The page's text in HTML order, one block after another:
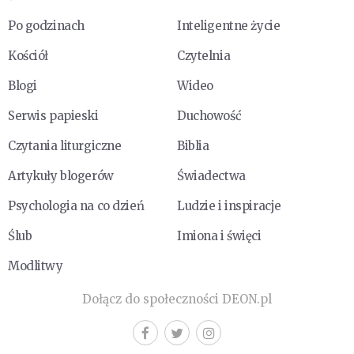
Po godzinach
Inteligentne życie
Kościół
Czytelnia
Blogi
Wideo
Serwis papieski
Duchowość
Czytania liturgiczne
Biblia
Artykuły blogerów
Świadectwa
Psychologia na co dzień
Ludzie i inspiracje
Ślub
Imiona i święci
Modlitwy
Dołącz do społeczności DEON.pl